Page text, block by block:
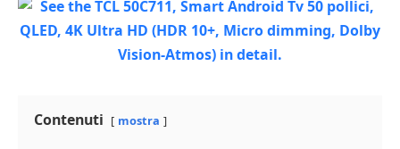
Contenuti mostra